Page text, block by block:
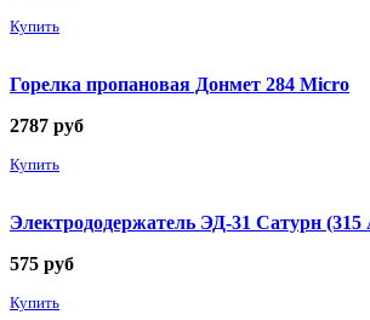
Купить
Горелка пропановая Донмет 284 Micro
2787 руб
Купить
Электрододержатель ЭД-31 Сатурн (315
575 руб
Купить